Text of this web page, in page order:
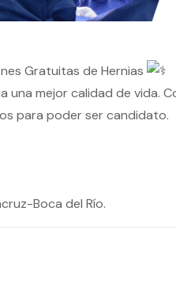
Gratuitas de Hernias
una mejor calidad de vida.
para poder ser candidato.
Boca del Río.